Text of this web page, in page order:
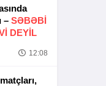
– SƏBƏBI
DEYIL
12:08